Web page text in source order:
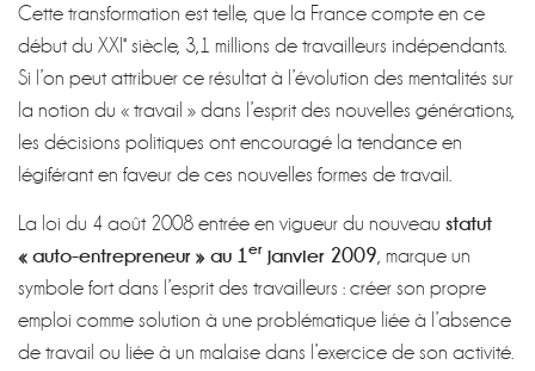
Cette transformation est telle, que la France compte en ce
début du XXI° siècle, 3,1 millions de travailleurs indépendants.
Si l’on peut attribuer ce résultat à l’évolution des mentalités sur
la notion du « travail » dans l’esprit des nouvelles générations,
les décisions politiques ont encouragé la tendance en
légiférant en faveur de ces nouvelles formes de travail.
La loi du 4 août 2008 entrée en vigueur du nouveau statut
« auto-entrepreneur » au 1er janvier 2009, marque un
symbole fort dans l’esprit des travailleurs : créer son propre
emploi comme solution à une problématique liée à l’absence
de travail ou liée à un malaise dans l’exercice de son activité.